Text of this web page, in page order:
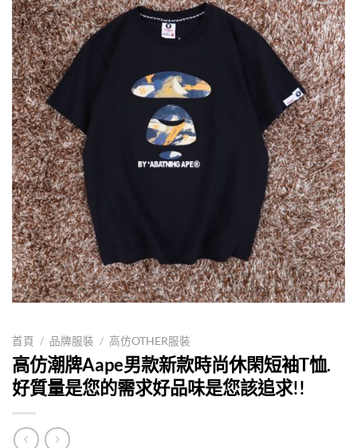
Add to
wishlist
首頁 / 品牌服裝 / 高仿OTHER服裝
高仿潮牌Aape男款新款時尚休閑短袖T恤.
好質量是您的需求好品味是您該追求!!